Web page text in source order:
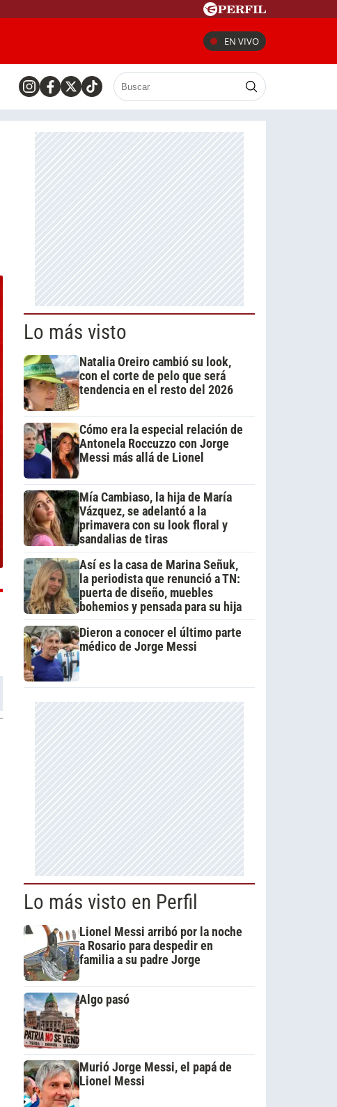
EN VIVO
Lo más visto
Natalia Oreiro cambió su look,
con el corte de pelo que será
tendencia en el resto del 2026
Cómo era la especial relación de
Antonela Roccuzzo con Jorge
Messi más allá de Lionel
Mía Cambiaso, la hija de María
Vázquez, se adelantó a la
primavera con su look floral y
sandalias de tiras
Así es la casa de Marina Señuk,
la periodista que renunció a TN:
puerta de diseño, muebles
bohemios y pensada para su hija
Dieron a conocer el último parte
médico de Jorge Messi
Lo más visto en Perfil
Lionel Messi arribó por la noche
a Rosario para despedir en
familia a su padre Jorge
Algo pasó
Murió Jorge Messi, el papá de
Lionel Messi